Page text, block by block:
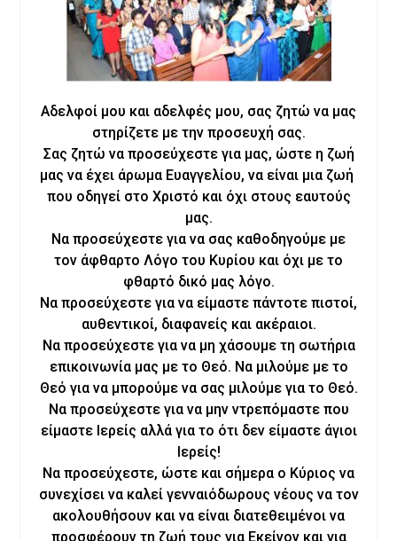
Αδελφοί μου και αδελφές μου, σας ζητώ να μας
στηρίζετε με την προσευχή σας.
Σας ζητώ να προσεύχεστε για μας, ώστε η ζωή
μας να έχει άρωμα Ευαγγελίου, να είναι μια ζωή
που οδηγεί στο Χριστό και όχι στους εαυτούς
μας.
Να προσεύχεστε για να σας καθοδηγούμε με
τον άφθαρτο Λόγο του Κυρίου και όχι με το
φθαρτό δικό μας λόγο.
Να προσεύχεστε για να είμαστε πάντοτε πιστοί,
αυθεντικοί, διαφανείς και ακέραιοι.
Να προσεύχεστε για να μη χάσουμε τη σωτήρια
επικοινωνία μας με το Θεό. Να μιλούμε με το
Θεό για να μπορούμε να σας μιλούμε για το Θεό.
Να προσεύχεστε για να μην ντρεπόμαστε που
είμαστε Ιερείς αλλά για το ότι δεν είμαστε άγιοι
Ιερείς!
Να προσεύχεστε, ώστε και σήμερα ο Κύριος να
συνεχίσει να καλεί γενναιόδωρους νέους να τον
ακολουθήσουν και να είναι διατεθειμένοι να
προσφέρουν τη ζωή τους για Εκείνον και για